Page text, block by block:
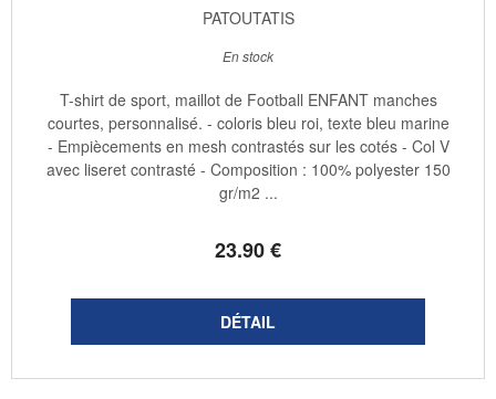
PATOUTATIS
23.90€
En stock
T-shirt de sport, maillot de Football ENFANT manches
courtes, personnalisé. - coloris bleu roi, texte bleu marine
- Empiècements en mesh contrastés sur les cotés - Col V
avec liseret contrasté - Composition : 100% polyester 150
gr/m2 ...